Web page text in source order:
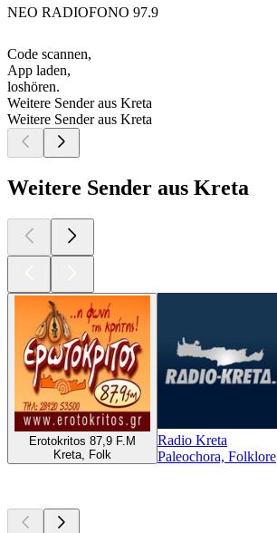
NEO RADIOFONO 97.9
Code scannen,
App laden,
loshören.
Weitere Sender aus Kreta
Weitere Sender aus Kreta
Weitere Sender aus Kreta
Erotokritos 87,9 F.M
Kreta, Folk
Radio Kreta
Paleochora, Folklore